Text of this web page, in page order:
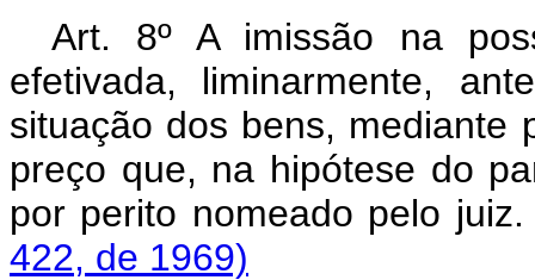
Art. 8º A imissão na
efetivada, liminarmente,
situação dos bens, mediante
preço que, na hipótese do
por perito nomeado pelo
422, de 1969)